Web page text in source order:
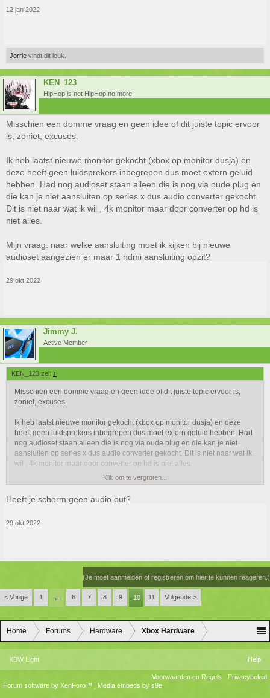
12 jan 2022
Jorrie vindt dit leuk.
KEN_123
HipHop is not HipHop no more
Misschien een domme vraag en geen idee of dit juiste topic ervoor
is, zoniet, excuses.
Ik heb laatst nieuwe monitor gekocht (xbox op monitor dusja) en
deze heeft geen luidsprekers inbegrepen dus moet extern geluid
hebben. Had nog audioset staan alleen die is nog via oude plug en
die kan je niet aansluiten op series x dus audio converter gekocht.
Dit is niet naar wat ik wil , 4k monitor maar door converter op hd is
niet alles.
Mijn vraag: naar welke aansluiting moet ik kijken bij nieuwe
audioset aangezien er maar 1 hdmi aansluiting opzit?
29 okt 2022
Jimmy J.
Active Member
KEN_123 zei: ↑
Misschien een domme vraag en geen idee of dit juiste topic ervoor is,
zoniet, excuses.
Ik heb laatst nieuwe monitor gekocht (xbox op monitor dusja) en deze
heeft geen luidsprekers inbegrepen dus moet extern geluid hebben. Had
nog audioset staan alleen die is nog via oude plug en die kan je niet
aansluiten op series x dus audio converter gekocht. Dit is niet naar wat ik
wil , 4k monitor maar door converter op hd is niet alles.
Mijn vraag: naar welke aansluiting moet ik kijken bij nieuwe audioset
Klik om te vergroten...
Heeft je scherm geen audio out?
29 okt 2022
(Je moet aanmelden of registreren om hier te kunnen reageren.)
< Vorige 1 ← 6 7 8 9 10 11 Volgende >
Home Forums Hardware Xbox Hardware
XBW Light Help
Voorwaarden en Regels
Privacybeleid
Forum software by XenForo™ | Media embeds by s9e